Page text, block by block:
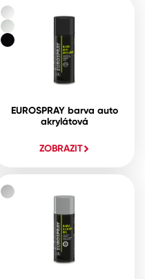
EUROSPRAY barva auto
akrylátová
ZOBRAZIT